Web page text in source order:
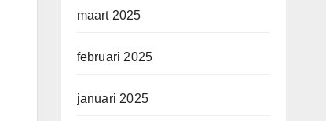
maart 2025
februari 2025
januari 2025